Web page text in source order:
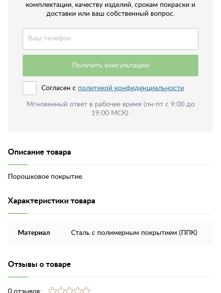
комплектации, качеству изделий, срокам покраски и
доставки или ваш собственный вопрос.
Получить консультацию
Согласен с политикой конфиденциальности
Мгновенный ответ в рабочее время (пн-пт с 9:00 до
19:00 МСК).
Описание товара
Порошковое покрытие.
Характеристики товара
Материал Сталь с полимерным покрытием (ППК)
Отзывы о товаре
0 отзывов: